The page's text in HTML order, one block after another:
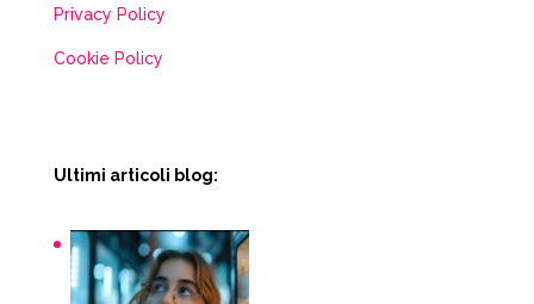
Privacy Policy
Cookie Policy
Ultimi articoli blog: